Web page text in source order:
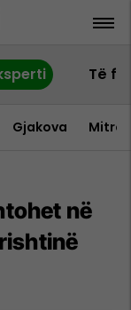
Të
Gjakova
në